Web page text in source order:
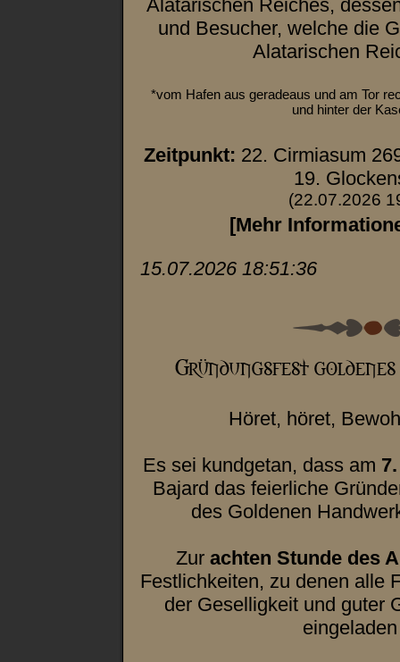
Alatarischen Reiches,
und Besucher, welche die
Alatarischen
*vom Hafen aus geradeaus und am Tor
und hinter der
Zeitpunkt: 22. Cirmiasum
19.
(22.07.2026
[Mehr
15.07.2026 18:51:36
Höret, höret,
Es sei kundgetan, dass am
Bajard das feierliche
des Goldenen
Zur achten Stunde des
Festlichkeiten, zu denen alle
der Geselligkeit und guter